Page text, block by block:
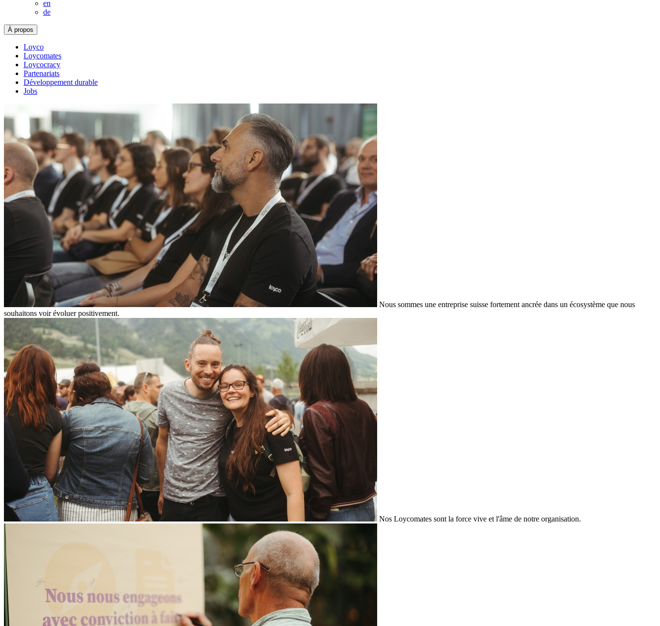
en
de
À propos
Loyco
Loycomates
Loycocracy
Partenariats
Développement durable
Jobs
Nous sommes une entreprise suisse fortement ancrée dans un écosystème que nous
souhaitons voir évoluer positivement.
Nos Loycomates sont la force vive et l'âme de notre organisation.